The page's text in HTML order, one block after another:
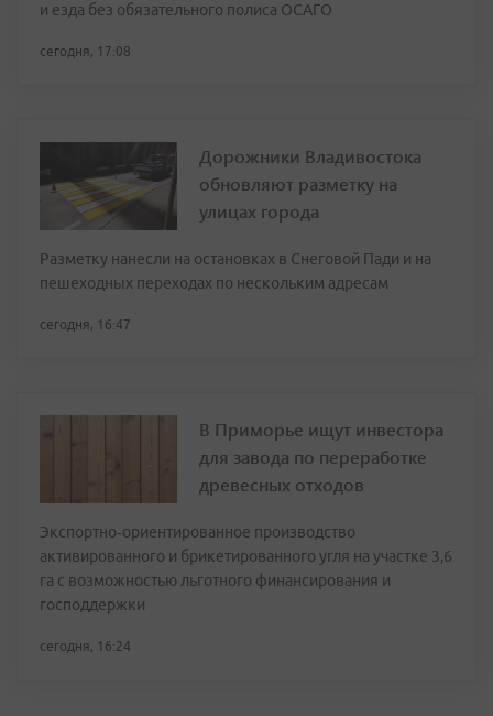
и езда без обязательного полиса ОСАГО
сегодня, 17:08
Дорожники Владивостока
обновляют разметку на
улицах города
Разметку нанесли на остановках в Снеговой Пади и на
пешеходных переходах по нескольким адресам
сегодня, 16:47
В Приморье ищут инвестора
для завода по переработке
древесных отходов
Экспортно‑ориентированное производство
активированного и брикетированного угля на участке 3,6
га с возможностью льготного финансирования и
господдержки
сегодня, 16:24